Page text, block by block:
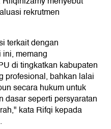
rekrutmen
terkait dengan
memang
di tingkatkan kabupaten
profesional, bahkan lalai
secara hukum untuk
dasar seperti persyaratan
kata Rifqi kepada